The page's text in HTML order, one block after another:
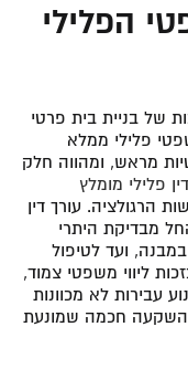
הפלילי
של בניית בית פרטי
פלילי ממלא
מראש, ומהווה חלק
פלילי מומלץ
הרגולציה. עורך דין
מבדיקת היתרי
במבנה, ועד לטיפול
ליווי משפטי צמוד,
עבירות לא מכוונות
השקעה חכמה שמונעת